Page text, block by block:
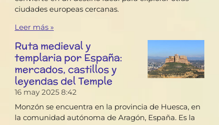
ciudades europeas cercanas.
Leer más »
Ruta medieval y
templaria por España:
mercados, castillos y
leyendas del Temple
16 may 2025 8:42
Monzón se encuentra en la provincia de Huesca, en
la comunidad autónoma de Aragón, España. Es la